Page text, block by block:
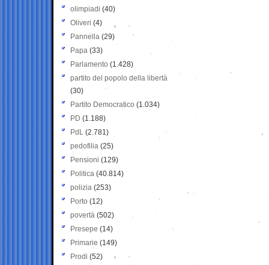
olimpiadi (40)
Oliveri (4)
Pannella (29)
Papa (33)
Parlamento (1.428)
partito del popolo della libertà
(30)
Partito Democratico (1.034)
PD (1.188)
PdL (2.781)
pedofilia (25)
Pensioni (129)
Politica (40.814)
polizia (253)
Porto (12)
povertà (502)
Presepe (14)
Primarie (149)
Prodi (52)